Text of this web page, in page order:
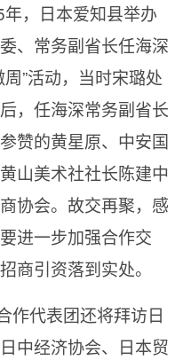
，日本爱知县举办
、常务副省长任海深
”活动，当时宋璐处
，任海深常务副省长
赞的黄星原、中安国
山美术社社长陈建中
协会。故交再聚，感
进一步加强合作交
商引资落到实处。
作代表团还将拜访日
中经济协会、日本贸